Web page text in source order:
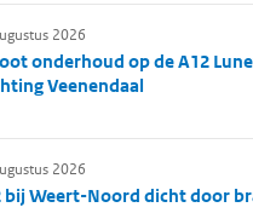
onderhoud op de A12
Veenendaal
2026
bij Weert-Noord dicht door
2026